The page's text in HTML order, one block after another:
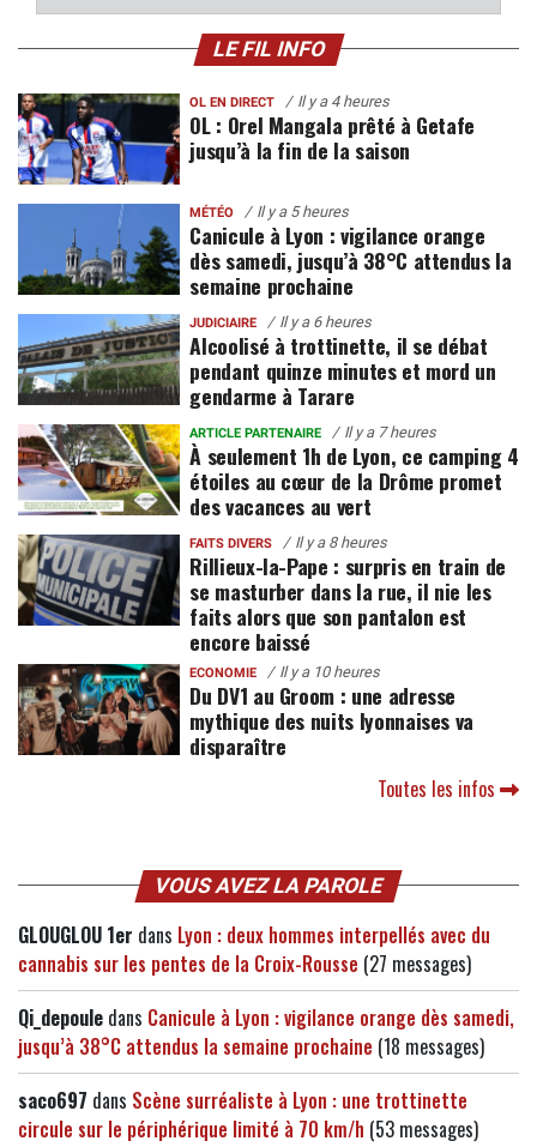
LE FIL INFO
OL EN DIRECT Il y a 4 heures
OL : Orel Mangala prêté à Getafe
jusqu’à la fin de la saison
MÉTÉO Il y a 5 heures
Canicule à Lyon : vigilance orange
dès samedi, jusqu’à 38°C attendus la
semaine prochaine
JUDICIAIRE Il y a 6 heures
Alcoolisé à trottinette, il se débat
pendant quinze minutes et mord un
gendarme à Tarare
ARTICLE PARTENAIRE Il y a 7 heures
À seulement 1h de Lyon, ce camping 4
étoiles au cœur de la Drôme promet
des vacances au vert
FAITS DIVERS Il y a 8 heures
Rillieux-la-Pape : surpris en train de
se masturber dans la rue, il nie les
faits alors que son pantalon est
encore baissé
ECONOMIE Il y a 10 heures
Du DV1 au Groom : une adresse
mythique des nuits lyonnaises va
disparaître
Toutes les infos
VOUS AVEZ LA PAROLE
GLOUGLOU 1er dans Lyon : deux hommes interpellés avec du
cannabis sur les pentes de la Croix-Rousse (27 messages)
Qi_depoule dans Canicule à Lyon : vigilance orange dès samedi,
jusqu’à 38°C attendus la semaine prochaine (18 messages)
saco697 dans Scène surréaliste à Lyon : une trottinette
circule sur le périphérique limité à 70 km/h (53 messages)